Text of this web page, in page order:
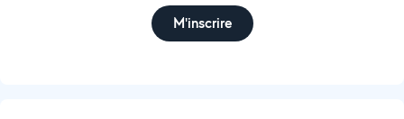
M'inscrire